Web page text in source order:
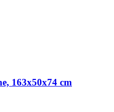
163x50x74 cm